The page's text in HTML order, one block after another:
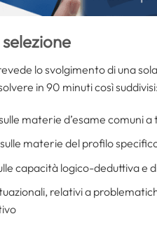
lo svolgimento di una sola
in 90 minuti così suddivisi:
materie d’esame comuni
materie del profilo
capacità logico-deduttiva
relativi a